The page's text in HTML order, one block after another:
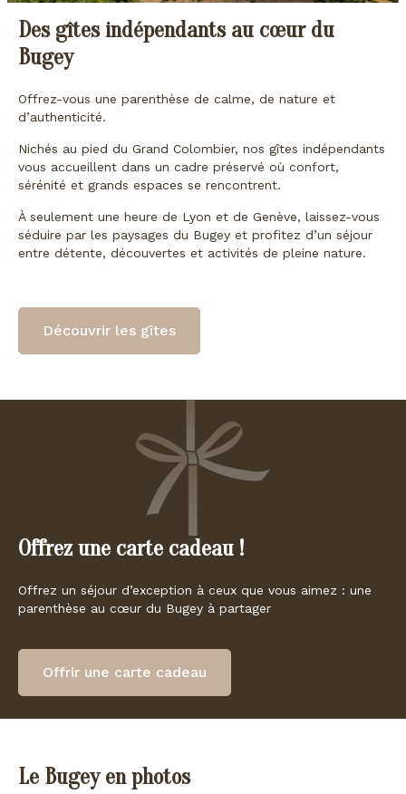
Des gîtes indépendants au cœur du
Bugey
Offrez-vous une parenthèse de calme, de nature et
d’authenticité.
Nichés au pied du Grand Colombier, nos gîtes indépendants
vous accueillent dans un cadre préservé où confort,
sérénité et grands espaces se rencontrent.
À seulement une heure de Lyon et de Genève, laissez-vous
séduire par les paysages du Bugey et profitez d’un séjour
entre détente, découvertes et activités de pleine nature.
Découvrir les gîtes
Offrez une carte cadeau !
Offrez un séjour d’exception à ceux que vous aimez : une
parenthèse au cœur du Bugey à partager
Offrir une carte cadeau
Le Bugey en photos